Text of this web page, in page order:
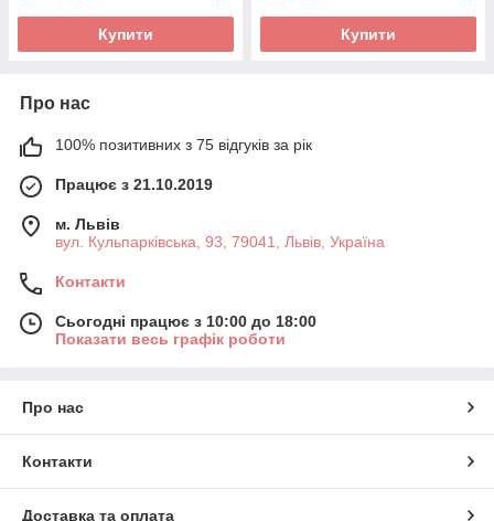
Купити Купити
Про нас
100% позитивних з 75 відгуків за рік
Працює з 21.10.2019
м. Львів
вул. Кульпарківська, 93, 79041, Львів, Україна
Контакти
Сьогодні працює з 10:00 до 18:00
Показати весь графік роботи
Про нас
Контакти
Доставка та оплата